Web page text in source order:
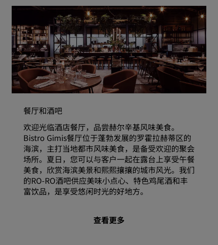
餐厅和酒吧
欢迎光临酒店餐厅，品尝赫尔辛基风味美食。
Bistro Gimis餐厅位于蓬勃发展的罗霍拉赫蒂区的
海滨，主打当地都市风味美食，是备受欢迎的聚会
场所。夏日，您可以与客户一起在露台上享受午餐
美食，欣赏海滨美景和熙熙攘攘的城市风光。我们
的RO-RO酒吧供应美味小点心、特色鸡尾酒和丰
富饮品，是享受悠闲时光的好地方。
查看更多